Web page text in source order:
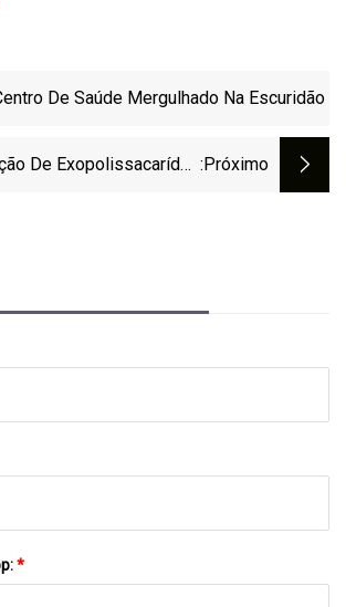
De Saúde Mergulhado Na Escuridão
De Exopolissacarídeo :próximo
*